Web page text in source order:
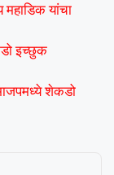
यांचा
इच्छुक
शेकडो